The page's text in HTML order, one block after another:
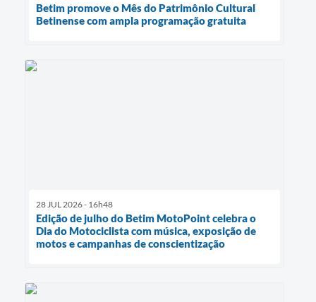
Betim promove o Mês do Patrimônio Cultural
Betinense com ampla programação gratuita
28 JUL 2026 - 16h48
Edição de julho do Betim MotoPoint celebra o
Dia do Motociclista com música, exposição de
motos e campanhas de conscientização